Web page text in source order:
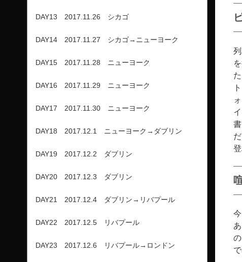
DAY13 2017.11.26 シカゴ
DAY14 2017.11.27 シカゴ→ニューヨーク
DAY15 2017.11.28 ニューヨーク
DAY16 2017.11.29 ニューヨーク
DAY17 2017.11.30 ニューヨーク
DAY18 2017.12.1 ニューヨーク→ダブリン
DAY19 2017.12.2 ダブリン
DAY20 2017.12.3 ダブリン
DAY21 2017.12.4 ダブリン→リバプール
DAY22 2017.12.5 リバプール
DAY23 2017.12.6 リバプール→ロンドン